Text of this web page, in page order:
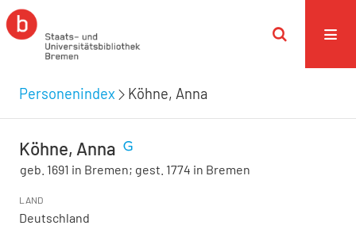
Personenindex Köhne, Anna
Köhne, Anna
geb. 1691 in Bremen; gest. 1774 in Bremen
LAND
Deutschland